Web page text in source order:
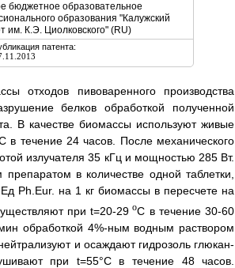
бюджетное образовательное
образования "Калужский
им. К.Э. Циолковского" (RU)
патента:
отходов пивоваренного производства
белков обработкой полученной
В качестве биомассы используют живые
течение 24 часов. После механического
излучателя 35 кГц и мощностью 285 Вт.
в количестве одной таблетки,
Ph.Eur. на 1 кг биомассы в пересчете на
при t=20-29 oC в течение 30-60
обработкой 4%-ным водным раствором
и осаждают гидрозоль глюкан-
при t=55°C в течение 48 часов.